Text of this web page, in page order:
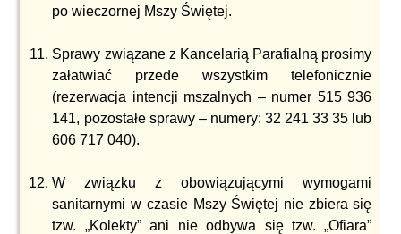
po wieczornej Mszy Świętej.
Sprawy związane z Kancelarią Parafialną prosimy
załatwiać przede wszystkim telefonicznie
(rezerwacja intencji mszalnych – numer 515 936
141, pozostałe sprawy – numery: 32 241 33 35 lub
606 717 040).
W związku z obowiązującymi wymogami
sanitarnymi w czasie Mszy Świętej nie zbiera się
tzw. „Kolekty” ani nie odbywa się tzw. „Ofiara”